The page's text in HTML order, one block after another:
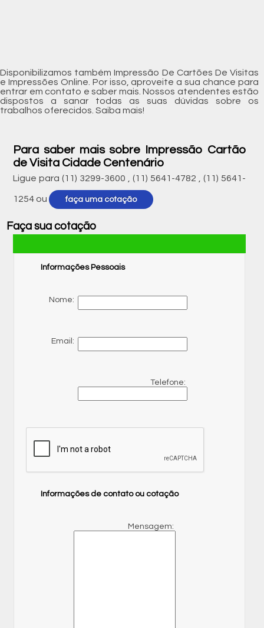
Disponibilizamos também Impressão De Cartões De Visitas
e Impressões Online. Por isso, aproveite a sua chance para
entrar em contato e saber mais. Nossos atendentes estão
dispostos a sanar todas as suas dúvidas sobre os
trabalhos oferecidos. Saiba mais!
Para saber mais sobre Impressão Cartão
de Visita Cidade Centenário
Ligue para (11) 3299-3600 ,(11) 5641-4782 ,(11) 5641-
1254 ou faça uma cotação
Faça sua cotação
Informações Pessoais
Nome:
Email:
Telefone:
Informações de contato ou cotação
Mensagem: